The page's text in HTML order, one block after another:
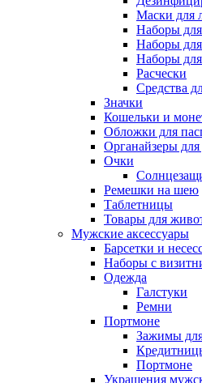
Маски для
Наборы
Наборы
Наборы
Расчески
Средства
Значки
Кошельки и
Обложки для
Органайзеры
Очки
Ремешки на шею
Таблетницы
Товары для
Мужские аксессуары
Барсетки и
Наборы с
Одежда
Галстуки
Ремни
Портмоне
Зажимы
Портмоне
Украшения